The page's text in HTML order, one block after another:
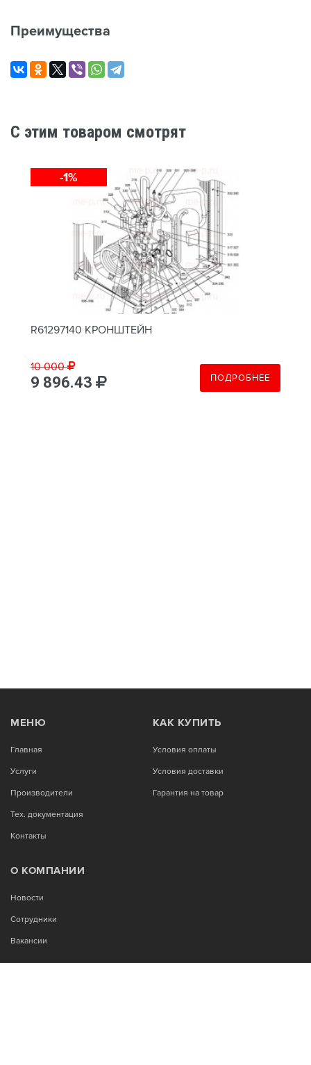
Преимущества
C этим товаром смотрят
-1%
R61297140 КРОНШТЕЙН
10 000
9 896.43 ПОДРОБНЕЕ
МЕНЮ
Главная
Услуги
Производители
Тех. документация
Контакты
КАК КУПИТЬ
Условия оплаты
Условия доставки
Гарантия на товар
О КОМПАНИИ
Новости
Сотрудники
Вакансии